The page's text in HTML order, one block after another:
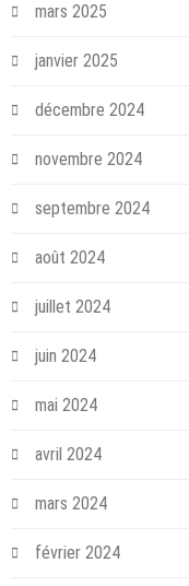
mars 2025
janvier 2025
décembre 2024
novembre 2024
septembre 2024
août 2024
juillet 2024
juin 2024
mai 2024
avril 2024
mars 2024
février 2024